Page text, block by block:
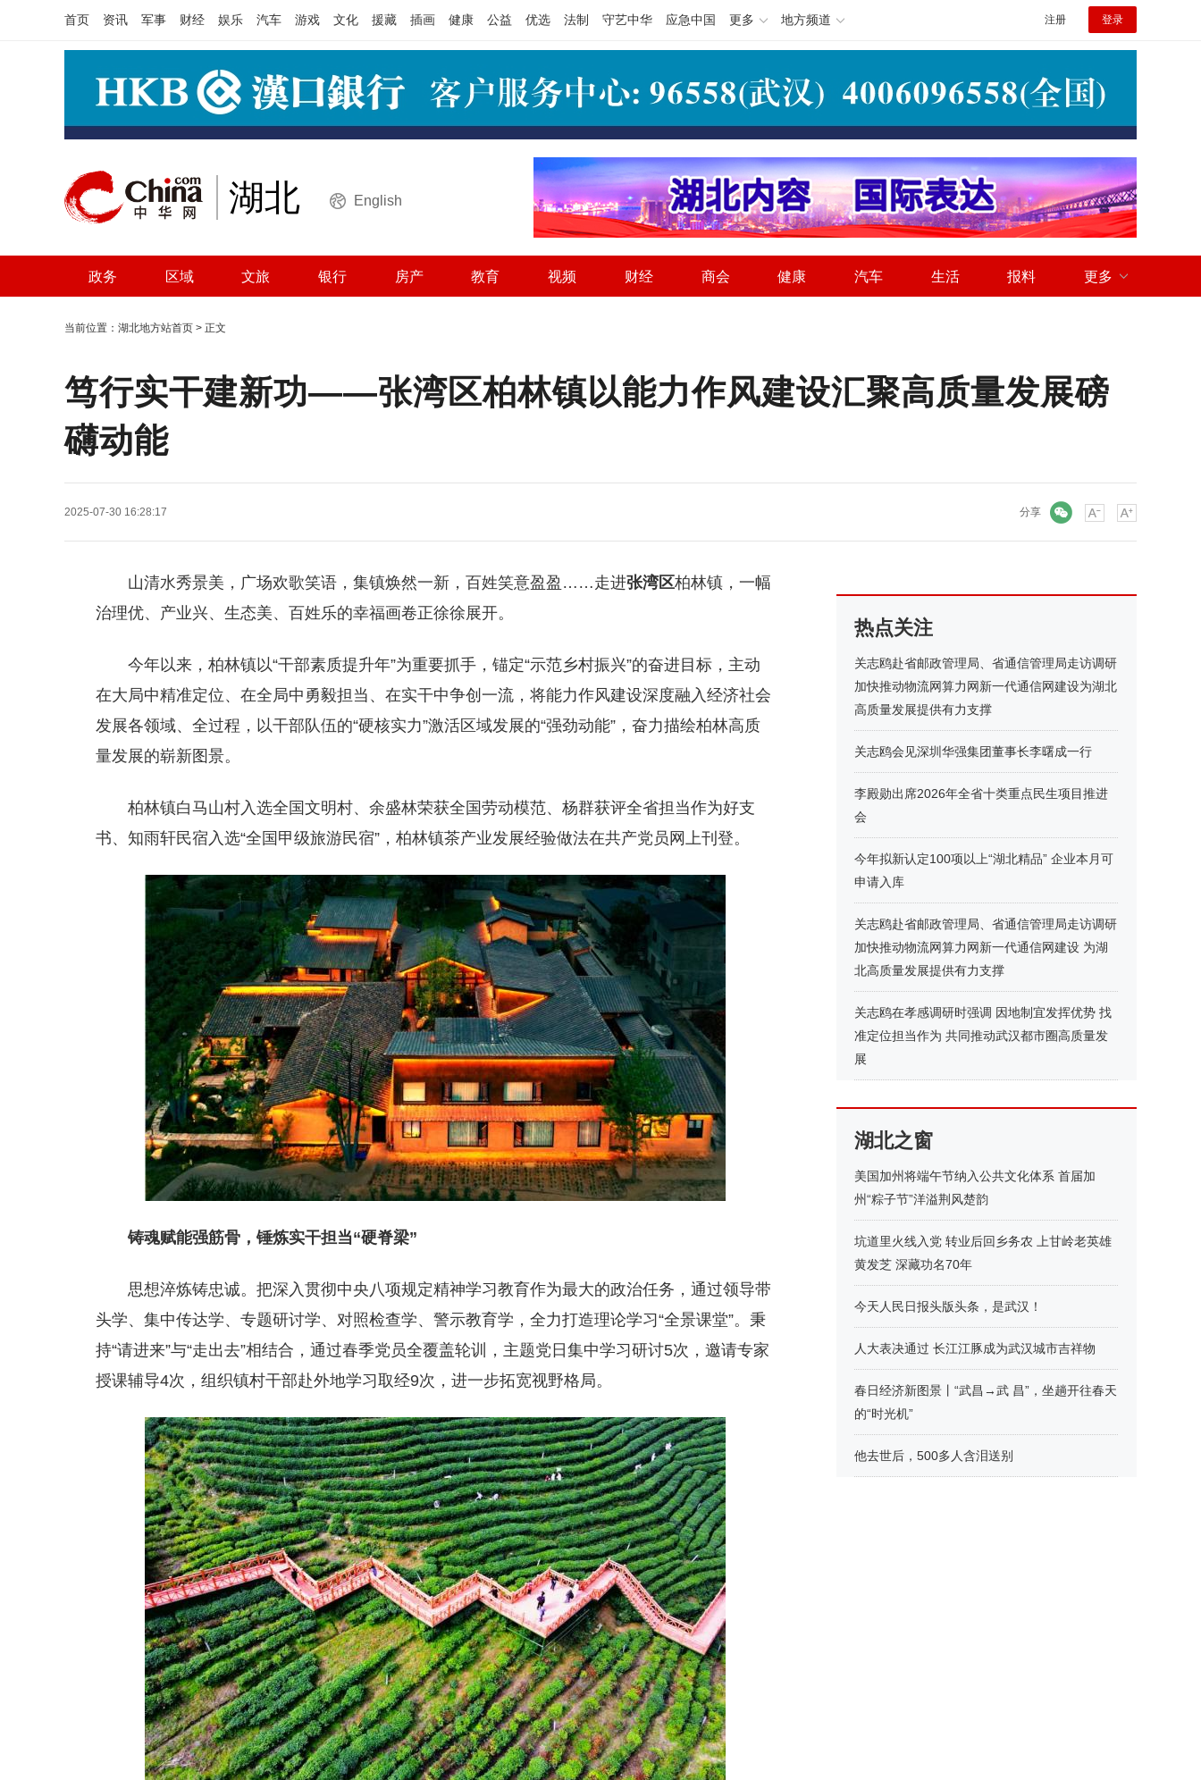
首页 资讯 军事 财经 娱乐 汽车 游戏 文化 援藏 插画 健康 公益 优选 法制 守艺中华 应急中国 更多 地方频道 注册 登录
湖北 English
政务 区域 文旅 银行 房产 教育 视频 财经 商会 健康 汽车 生活 报料 更多
当前位置： 湖北地方站首页 > 正文
笃行实干建新功——张湾区柏林镇以能力作风建设汇聚高质量发展磅
礴动能
2025-07-30 16:28:17 分享
山清水秀景美，广场欢歌笑语，集镇焕然一新，百姓笑意盈盈……走进张湾区柏林镇，一幅
治理优、产业兴、生态美、百姓乐的幸福画卷正徐徐展开。
今年以来，柏林镇以“干部素质提升年”为重要抓手，锚定“示范乡村振兴”的奋进目标，主动
在大局中精准定位、在全局中勇毅担当、在实干中争创一流，将能力作风建设深度融入经济社会
发展各领域、全过程，以干部队伍的“硬核实力”激活区域发展的“强劲动能”，奋力描绘柏林高质
量发展的崭新图景。
柏林镇白马山村入选全国文明村、余盛林荣获全国劳动模范、杨群获评全省担当作为好支
书、知雨轩民宿入选“全国甲级旅游民宿”，柏林镇茶产业发展经验做法在共产党员网上刊登。
铸魂赋能强筋骨，锤炼实干担当“硬脊梁”
思想淬炼铸忠诚。把深入贯彻中央八项规定精神学习教育作为最大的政治任务，通过领导带
头学、集中传达学、专题研讨学、对照检查学、警示教育学，全力打造理论学习“全景课堂”。秉
持“请进来”与“走出去”相结合，通过春季党员全覆盖轮训，主题党日集中学习研讨5次，邀请专家
授课辅导4次，组织镇村干部赴外地学习取经9次，进一步拓宽视野格局。
热点关注
关志鸥赴省邮政管理局、省通信管理局走访调研
加快推动物流网算力网新一代通信网建设为湖北
高质量发展提供有力支撑
关志鸥会见深圳华强集团董事长李曙成一行
李殿勋出席2026年全省十类重点民生项目推进
会
今年拟新认定100项以上“湖北精品” 企业本月可
申请入库
关志鸥赴省邮政管理局、省通信管理局走访调研
加快推动物流网算力网新一代通信网建设 为湖
北高质量发展提供有力支撑
关志鸥在孝感调研时强调 因地制宜发挥优势 找
准定位担当作为 共同推动武汉都市圈高质量发
展
湖北之窗
美国加州将端午节纳入公共文化体系 首届加
州“粽子节”洋溢荆风楚韵
坑道里火线入党 转业后回乡务农 上甘岭老英雄
黄发芝 深藏功名70年
今天人民日报头版头条，是武汉！
人大表决通过 长江江豚成为武汉城市吉祥物
春日经济新图景丨“武昌→武 昌”，坐趟开往春天
的“时光机”
他去世后，500多人含泪送别